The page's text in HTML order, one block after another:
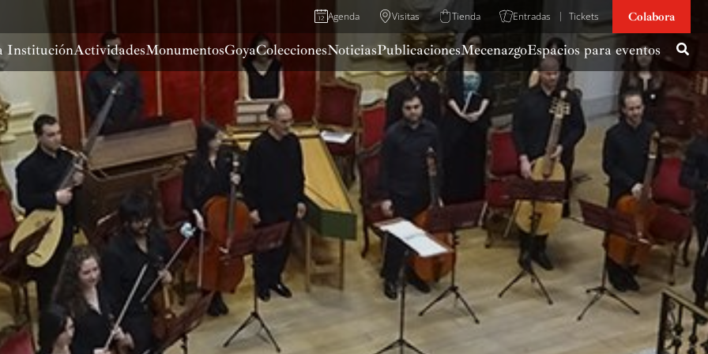
Agenda Visitas Tienda Entradas Tickets Colabora
InstituciónActividadesMonumentosGoyaColeccionesNoticiasPublicacionesMecenazgoEspacios para eventos